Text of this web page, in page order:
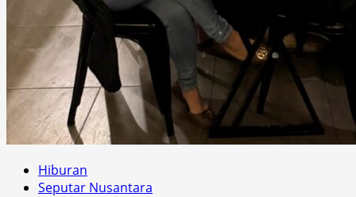
Hiburan
Seputar Nusantara